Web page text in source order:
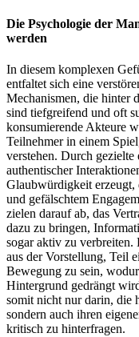
Die Psychologie der
werden
In diesem komplexen
entfaltet sich eine
Mechanismen, die hinter
sind tiefgreifend und oft
konsumierende Akteure
Teilnehmer in einem
verstehen. Durch
authentischer
Glaubwürdigkeit erzeugt,
und gefälschtem
zielen darauf ab, das
dazu zu bringen,
sogar aktiv zu verbreiten.
aus der Vorstellung, Teil
Bewegung zu sein,
Hintergrund gedrängt
somit nicht nur darin, die
sondern auch ihren
kritisch zu hinterfragen.